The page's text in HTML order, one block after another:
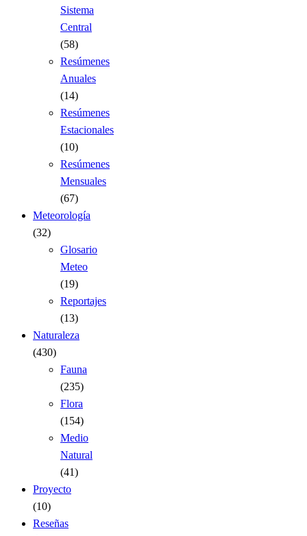
Sistema
Central
(58)
Resúmenes
Anuales
(14)
Resúmenes
Estacionales
(10)
Resúmenes
Mensuales
(67)
Meteorología
(32)
Glosario
Meteo
(19)
Reportajes
(13)
Naturaleza
(430)
Fauna
(235)
Flora
(154)
Medio
Natural
(41)
Proyecto
(10)
Reseñas